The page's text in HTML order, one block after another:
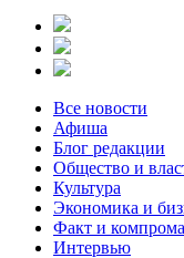
Все новости
Афиша
Блог редакции
Общество и
Культура
Экономика и
Факт и
Интервью